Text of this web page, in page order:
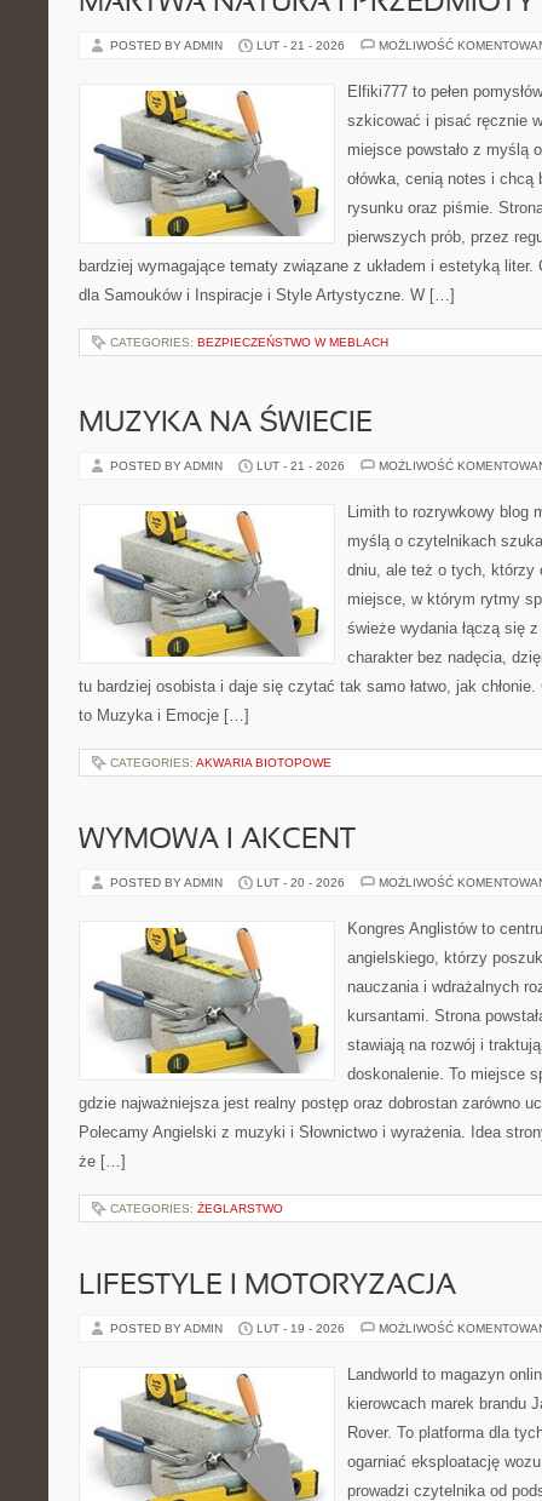
POSTED BY ADMIN LUT - 21 - 2026 MOŻLIWOŚĆ
Elfiki777 to pełen
szkicować i pisać ręcznie
miejsce powstało z myślą
ołówka, cenią notes i chcą
rysunku oraz piśmie.
pierwszych prób, przez
bardziej wymagające tematy związane z układem i estetyką liter.
dla Samouków i Inspiracje i Style Artystyczne. W […]
CATEGORIES: BEZPIECZEŃSTWO W MEBLACH
MUZYKA NA ŚWIECIE
POSTED BY ADMIN LUT - 21 - 2026 MOŻLIWOŚĆ
Limith to rozrywkowy blog
myślą o czytelnikach
dniu, ale też o tych, którzy
miejsce, w którym rytmy
świeże wydania łączą się
charakter bez nadęcia,
tu bardziej osobista i daje się czytać tak samo łatwo, jak
to Muzyka i Emocje […]
CATEGORIES: AKWARIA BIOTOPOWE
WYMOWA I AKCENT
POSTED BY ADMIN LUT - 20 - 2026 MOŻLIWOŚĆ
Kongres Anglistów to
angielskiego, którzy
nauczania i wdrażalnych
kursantami. Strona
stawiają na rozwój i
doskonalenie. To miejsce
gdzie najważniejsza jest realny postęp oraz dobrostan zarówno
Polecamy Angielski z muzyki i Słownictwo i wyrażenia. Idea
że […]
CATEGORIES: ŻEGLARSTWO
LIFESTYLE I MOTORYZACJA
POSTED BY ADMIN LUT - 19 - 2026 MOŻLIWOŚĆ
Landworld to magazyn
kierowcach marek brandu
Rover. To platforma dla
ogarniać eksploatację
prowadzi czytelnika od